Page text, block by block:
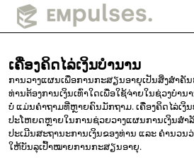
ເຄື່ອງຄິດໄລ່ເງິນບຳນານ
ການວາງແຜນເພື່ອການກະສຽນອາຍຸເປັນສິ່ງສຳຄັ
ທ່ານຕ້ອງການເງິນເທົ່າໃດເພື່ອໃຊ້ຈ່າຍໃນຊ່ວງບຳ
ບໍ່ ແມ່ນຄຳຖາມທີ່ຫຼາຍຄົນມັກຖາມ. ເຄື່ອງຄິດໄລ່ເງິ
ປະໂຫຍດຫຼາຍໃນການຊ່ວຍວາງແຜນການເງິນສ
ປະເມີນສະຖານະການເງິນຂອງທ່ານ ແລະ ຄຳນວນ
ໃຫ້ບັນລຸເປົ້າໝາຍການກະສຽນອາຍຸ.